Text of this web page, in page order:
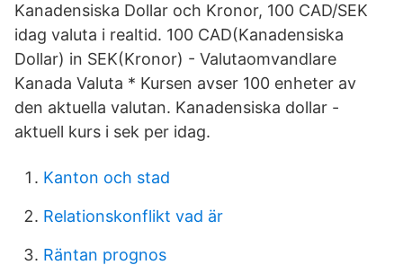
Kanadensiska Dollar och Kronor, 100 CAD/SEK
idag valuta i realtid. 100 CAD(Kanadensiska
Dollar) in SEK(Kronor) - Valutaomvandlare
Kanada Valuta * Kursen avser 100 enheter av
den aktuella valutan. Kanadensiska dollar -
aktuell kurs i sek per idag.
Kanton och stad
Relationskonflikt vad är
Räntan prognos